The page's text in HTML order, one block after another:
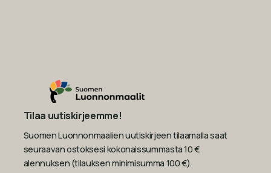
Tilaa uutiskirjeemme!
Suomen Luonnonmaalien uutiskirjeen tilaamalla saat
seuraavan ostoksesi kokonaissummasta 10 €
alennuksen (tilauksen minimisumma 100 €).